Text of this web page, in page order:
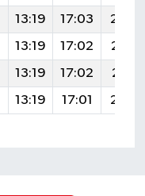
13:19 17:03
13:19 17:02
13:19 17:02
13:19 17:01